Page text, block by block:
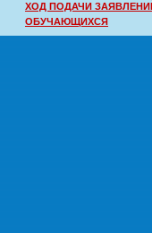
ХОД ПОДАЧИ
ОБУЧАЮЩИХСЯ